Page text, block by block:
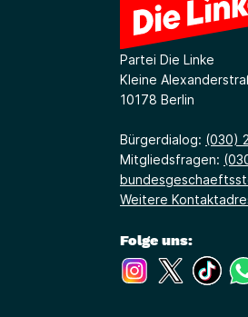
Partei Die Linke
Kleine
10178 Berlin
Bürgerdialog: (030)
Mitgliedsfragen:
Weitere
Folge uns:
(Link öffnet
(Link